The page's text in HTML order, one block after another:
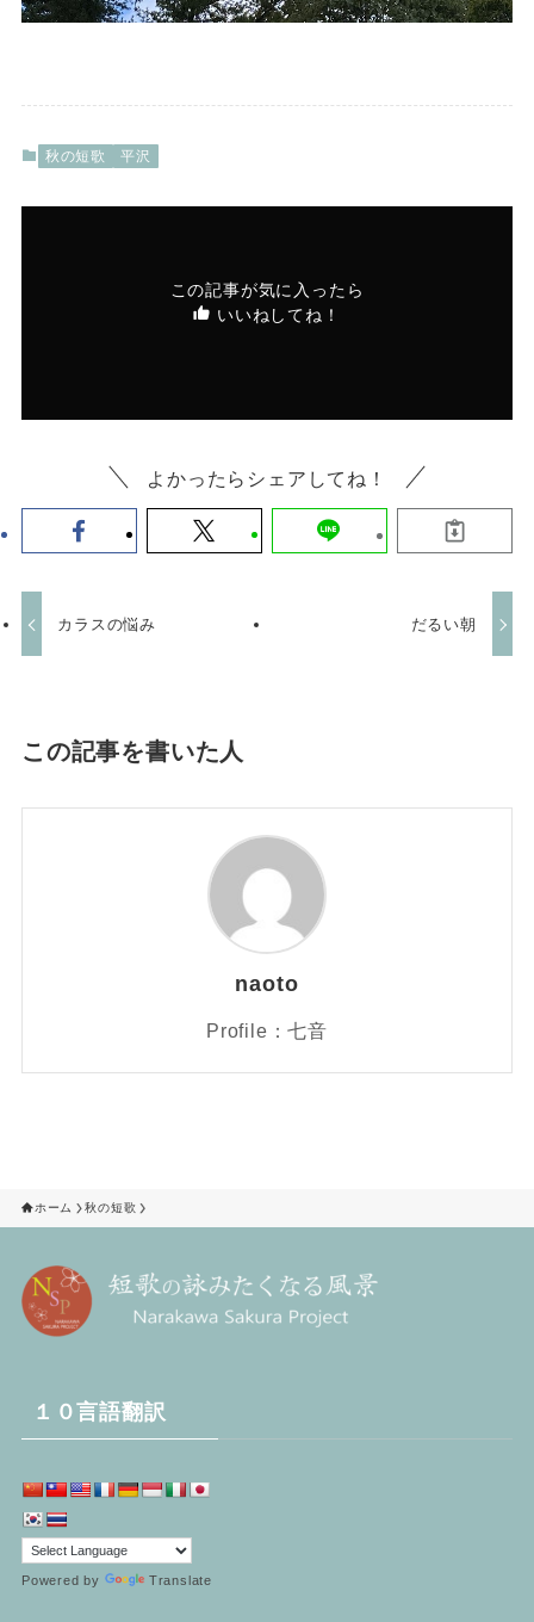
秋の短歌 平沢
この記事が気に入ったら
いいねしてね！
よかったらシェアしてね！
カラスの悩み だるい朝
この記事を書いた人
naoto
Profile：七音
ホーム 秋の短歌
１０言語翻訳
Powered by Translate